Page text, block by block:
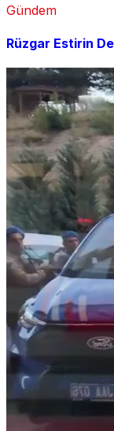
Gündem
Rüzgar Estirin